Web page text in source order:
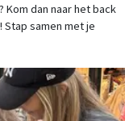
Kom dan naar het back
Stap samen met je